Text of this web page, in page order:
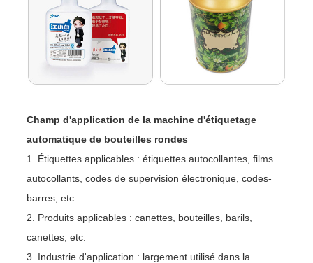
Champ d'application de la machine d'étiquetage
automatique de bouteilles rondes
1. Étiquettes applicables : étiquettes autocollantes, films
autocollants, codes de supervision électronique, codes-
barres, etc.
2. Produits applicables : canettes, bouteilles, barils,
canettes, etc.
3. Industrie d'application : largement utilisé dans la